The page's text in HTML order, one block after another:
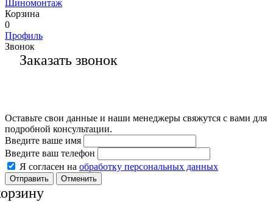
Шиномонтаж
Корзина
0
Профиль
Звонок
Заказать звонок
Оставьте свои данные и наши менеджеры свяжутся с вами для
подробной консультации.
Введите ваше имя
Введите ваш телефон
Я согласен на обработку персональных данных
Отменить